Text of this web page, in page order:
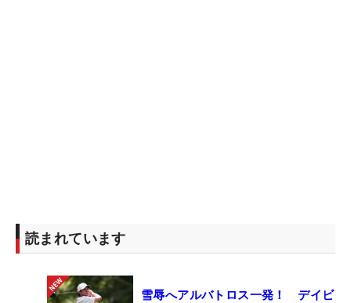
読まれています
雪辱へアルバトロス一発！ デイビ